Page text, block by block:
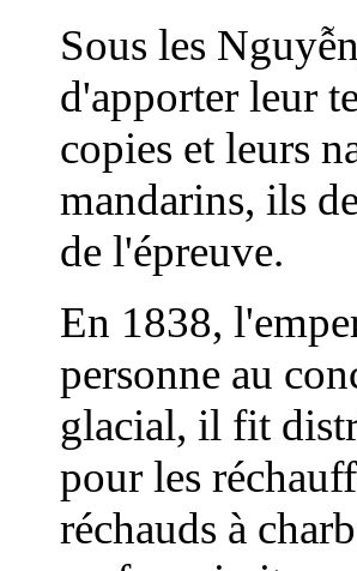
Sous les
d'apporter leur
copies et leurs
mandarins, ils
de l'épreuve.
En 1838,
personne au
glacial, il fit
pour les
réchauds à